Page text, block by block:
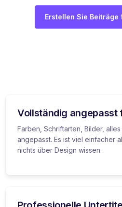
Erstellen Sie Beiträge
Vollständig angepasst
Farben, Schriftarten, Bilder,
angepasst. Es ist viel einfacher
nichts über Design wissen.